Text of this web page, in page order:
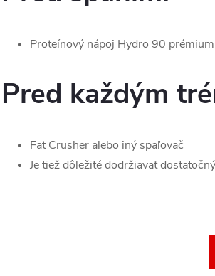
Proteínový nápoj Hydro 90
Pred každým
Fat Crusher alebo iný spaľovač
Je tiež dôležité dodržiavať